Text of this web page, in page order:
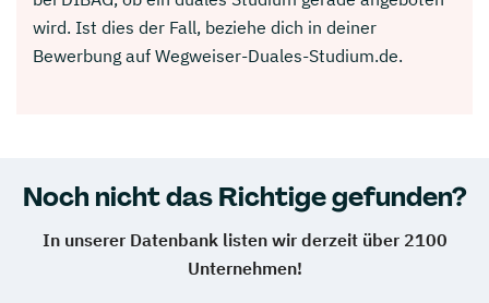
wird. Ist dies der Fall, beziehe dich in deiner
Bewerbung auf Wegweiser-Duales-Studium.de.
Noch nicht das Richtige gefunden?
In unserer Datenbank listen wir derzeit über 2100
Unternehmen!